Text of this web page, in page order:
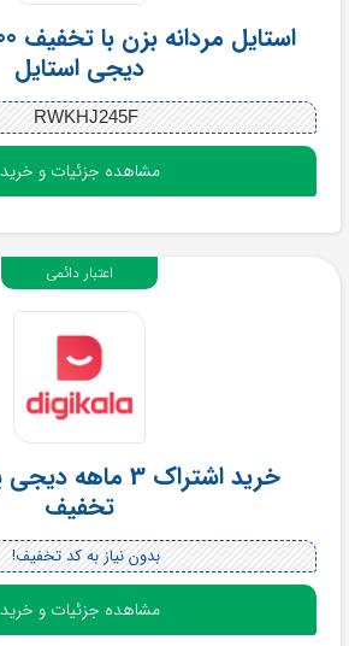
دیجی استایل
RWKHJ245F
مشاهده جزئیات و خرید
تخفیف
بدون نیاز به کد تخفیف!
مشاهده جزئیات و خرید
اعتبار دائمی